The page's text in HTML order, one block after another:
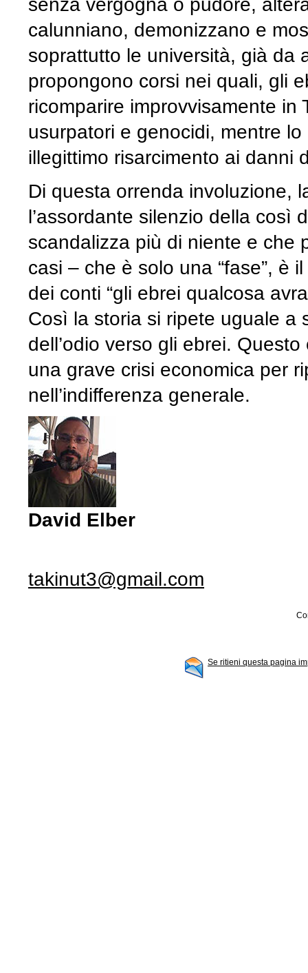
senza vergogna o pudore,
calunniano, demonizzano e
soprattutto le università, già da
propongono corsi nei quali, gli
ricomparire improvvisamente in
usurpatori e genocidi, mentre
illegittimo risarcimento ai danni
Di questa orrenda involuzione,
l’assordante silenzio della così
scandalizza più di niente e che
casi – che è solo una “fase”, è
dei conti “gli ebrei qualcosa
Così la storia si ripete uguale a
dell’odio verso gli ebrei.
una grave crisi economica per
nell’indifferenza generale.
David Elber
takinut3@gmail.com
Se ritieni questa pagina